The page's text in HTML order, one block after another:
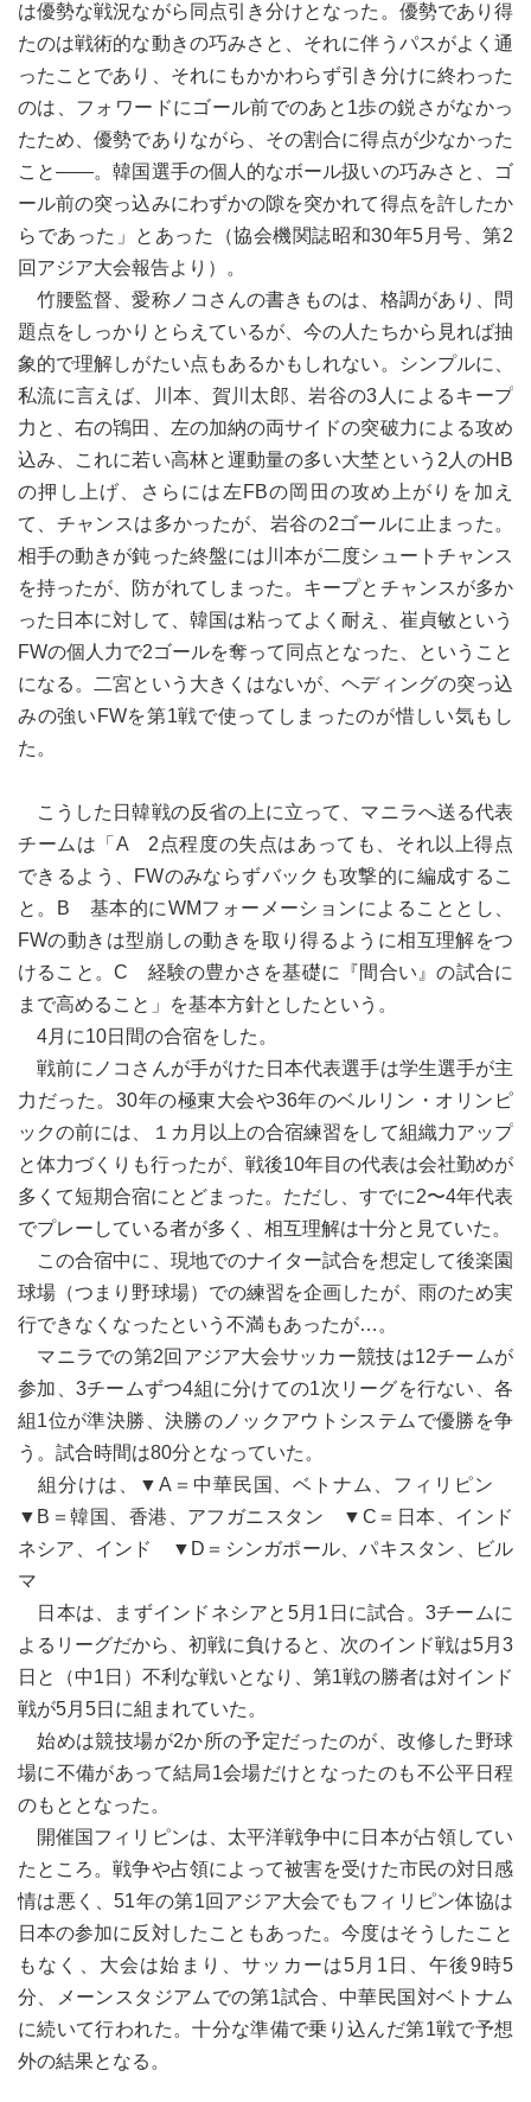
は優勢な戦況ながら同点引き分けとなった。優勢であり得
たのは戦術的な動きの巧みさと、それに伴うパスがよく通
ったことであり、それにもかかわらず引き分けに終わった
のは、フォワードにゴール前でのあと1歩の鋭さがなかっ
たため、優勢でありながら、その割合に得点が少なかった
こと――。韓国選手の個人的なボール扱いの巧みさと、ゴ
ール前の突っ込みにわずかの隙を突かれて得点を許したか
らであった」とあった（協会機関誌昭和30年5月号、第2
回アジア大会報告より）。
竹腰監督、愛称ノコさんの書きものは、格調があり、問
題点をしっかりとらえているが、今の人たちから見れば抽
象的で理解しがたい点もあるかもしれない。シンプルに、
私流に言えば、川本、賀川太郎、岩谷の3人によるキープ
力と、右の鴇田、左の加納の両サイドの突破力による攻め
込み、これに若い高林と運動量の多い大埜という2人のHB
の押し上げ、さらには左FBの岡田の攻め上がりを加え
て、チャンスは多かったが、岩谷の2ゴールに止まった。
相手の動きが鈍った終盤には川本が二度シュートチャンス
を持ったが、防がれてしまった。キープとチャンスが多か
った日本に対して、韓国は粘ってよく耐え、崔貞敏という
FWの個人力で2ゴールを奪って同点となった、ということ
になる。二宮という大きくはないが、ヘディングの突っ込
みの強いFWを第1戦で使ってしまったのが惜しい気もし
た。
こうした日韓戦の反省の上に立って、マニラへ送る代表
チームは「A 2点程度の失点はあっても、それ以上得点
できるよう、FWのみならずバックも攻撃的に編成するこ
と。B 基本的にWMフォーメーションによることとし、
FWの動きは型崩しの動きを取り得るように相互理解をつ
けること。C 経験の豊かさを基礎に『間合い』の試合に
まで高めること」を基本方針としたという。
4月に10日間の合宿をした。
戦前にノコさんが手がけた日本代表選手は学生選手が主
力だった。30年の極東大会や36年のベルリン・オリンピ
ックの前には、１カ月以上の合宿練習をして組織力アップ
と体力づくりも行ったが、戦後10年目の代表は会社勤めが
多くて短期合宿にとどまった。ただし、すでに2〜4年代表
でプレーしている者が多く、相互理解は十分と見ていた。
この合宿中に、現地でのナイター試合を想定して後楽園
球場（つまり野球場）での練習を企画したが、雨のため実
行できなくなったという不満もあったが…。
マニラでの第2回アジア大会サッカー競技は12チームが
参加、3チームずつ4組に分けての1次リーグを行ない、各
組1位が準決勝、決勝のノックアウトシステムで優勝を争
う。試合時間は80分となっていた。
組分けは、▼A＝中華民国、ベトナム、フィリピン
▼B＝韓国、香港、アフガニスタン ▼C＝日本、インド
ネシア、インド ▼D＝シンガポール、パキスタン、ビル
マ
日本は、まずインドネシアと5月1日に試合。3チームに
よるリーグだから、初戦に負けると、次のインド戦は5月3
日と（中1日）不利な戦いとなり、第1戦の勝者は対インド
戦が5月5日に組まれていた。
始めは競技場が2か所の予定だったのが、改修した野球
場に不備があって結局1会場だけとなったのも不公平日程
のもととなった。
開催国フィリピンは、太平洋戦争中に日本が占領してい
たところ。戦争や占領によって被害を受けた市民の対日感
情は悪く、51年の第1回アジア大会でもフィリピン体協は
日本の参加に反対したこともあった。今度はそうしたこと
もなく、大会は始まり、サッカーは5月1日、午後9時5
分、メーンスタジアムでの第1試合、中華民国対ベトナム
に続いて行われた。十分な準備で乗り込んだ第1戦で予想
外の結果となる。